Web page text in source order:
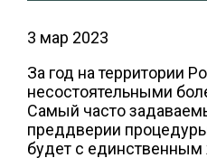
3 мар 2023
За год на территории
несостоятельными
Самый часто
преддверии
будет с